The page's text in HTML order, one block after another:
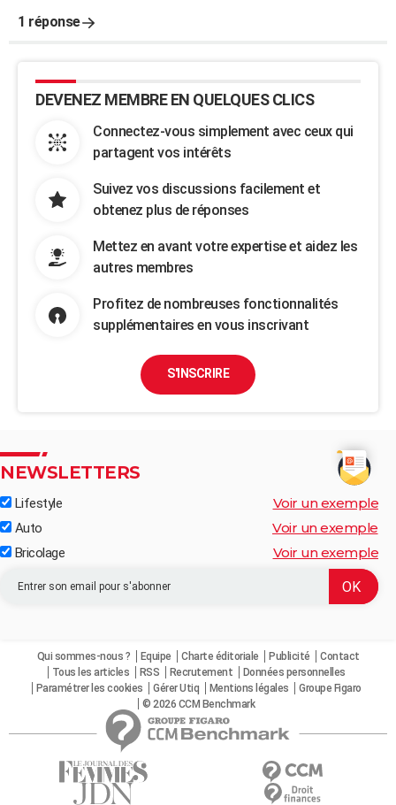
1 réponse
DEVENEZ MEMBRE EN QUELQUES CLICS
Connectez-vous simplement avec ceux qui
partagent vos intérêts
Suivez vos discussions facilement et
obtenez plus de réponses
Mettez en avant votre expertise et aidez les
autres membres
Profitez de nombreuses fonctionnalités
supplémentaires en vous inscrivant
S'INSCRIRE
NEWSLETTERS
Lifestyle Voir un exemple
Auto Voir un exemple
Bricolage Voir un exemple
Qui sommes-nous ? Equipe Charte éditoriale Publicité
Contact
Tous les articles
RSS Recrutement
Données personnelles
Paramétrer les cookies
Gérer Utiq Mentions légales
Groupe Figaro
© 2026 CCM Benchmark